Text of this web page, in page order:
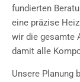
fundierten
eine präzise
wir die gesamte
damit alle
Unsere Planung